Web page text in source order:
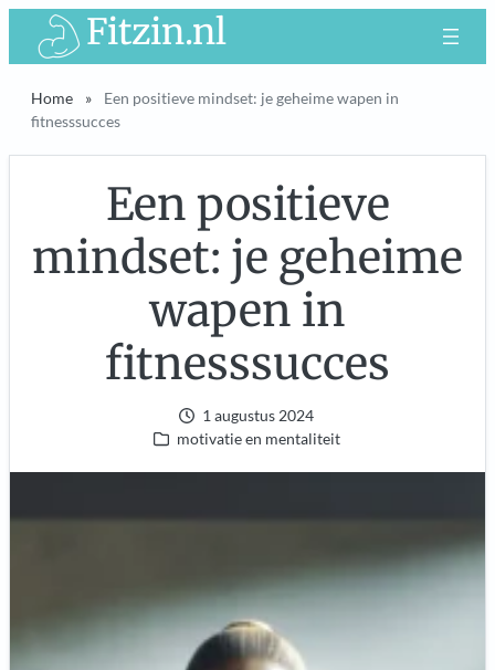
naar
inhoud
Fitzin.nl
Home »
Een positieve mindset: je geheime wapen in
fitnesssucces
Een positieve
mindset: je geheime
wapen in
fitnesssucces
1 augustus 2024
motivatie en mentaliteit